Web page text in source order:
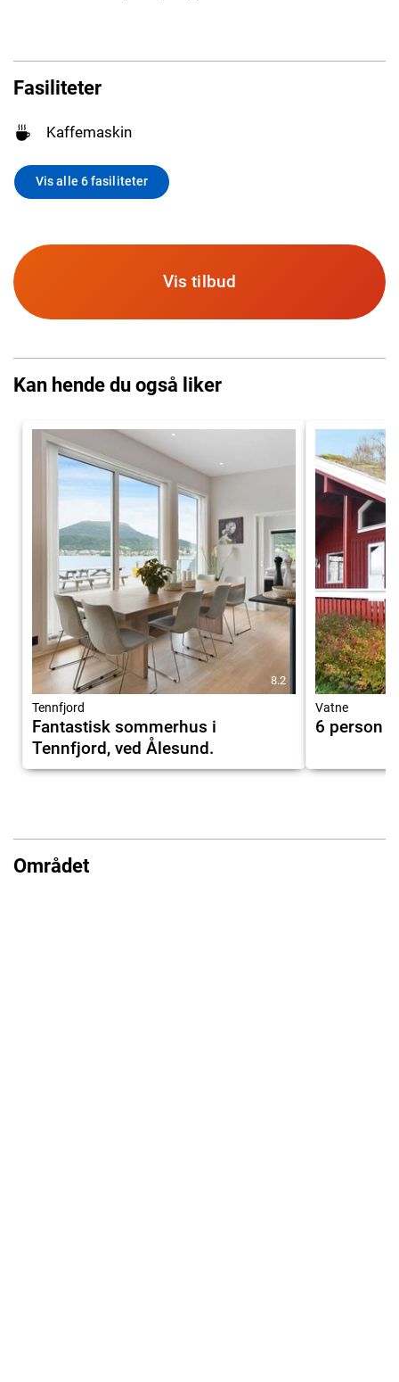
Fasiliteter
Kaffemaskin
Vis alle 6 fasiliteter
Vis tilbud
Kan hende du også liker
8.2
Tennfjord
Fantastisk sommerhus i
Tennfjord, ved Ålesund.
Vatne
6 person
Området